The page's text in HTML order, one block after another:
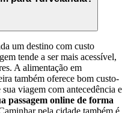
um destino com custo
tende a ser mais acessível,
A alimentação em
também oferece bom custo-
viagem com antecedência e
passagem online de forma